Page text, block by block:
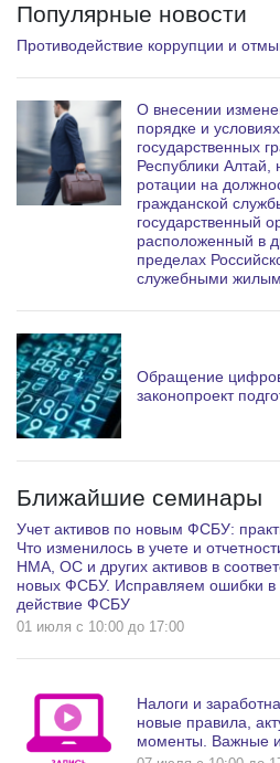
Популярные новости
Противодействие коррупции и
О внесении
порядке и
государственных
Республики Алтай,
ротации на
гражданской
государственный
расположенный в
пределах
служебными
Обращение
законопроект
Ближайшие семинары
Учет активов по новым ФСБУ:
Что изменилось в учете и
НМА, ОС и других активов в
новых ФСБУ. Исправляем ошибки в
действие ФСБУ
01 июля c 10:00 до 17:00
Налоги и
новые правила,
моменты. Важные